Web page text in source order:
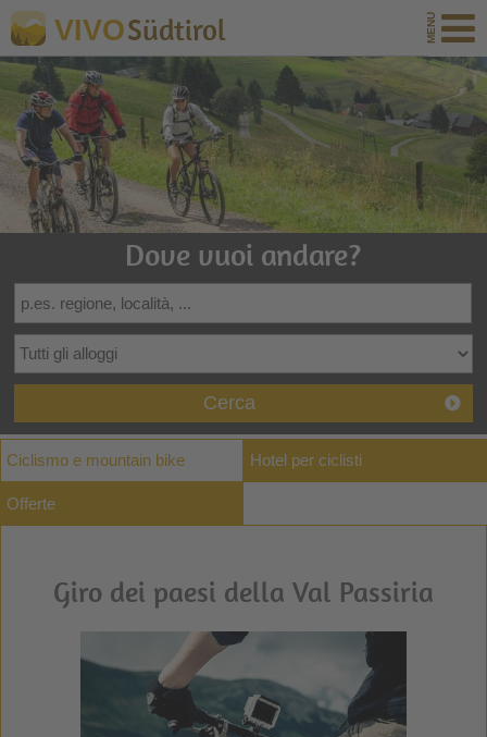
VIVOSüdtirol
Dove vuoi andare?
Cerca
Ciclismo e mountain bike Hotel per ciclisti
Offerte
Giro dei paesi della Val Passiria